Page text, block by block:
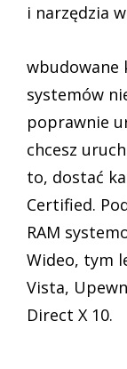
i narzędzia
wbudowane
systemów
poprawnie
chcesz
to, dostać
Certified.
RAM
Wideo, tym
Vista,
Direct X 10.